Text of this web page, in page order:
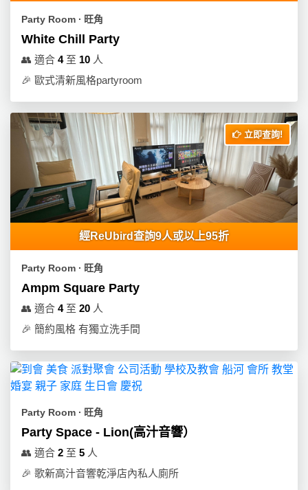
Party Room ∙ 旺角
White Chill Party
👥 適合 4至 10 人
🎉 歐式清新風格partyroom
立即查詢!
經ReUbird查詢9人或以上95折
Party Room ∙ 旺角
Ampm Square Party
👥 適合 4至 20 人
🎉 簡約風格 有獨立洗手間
Party Room ∙ 旺角
Party Space - Lion(高汁音響）
👥 適合 2 至 5 人
🎉 歌新高汁音響乾淨店內私人廁所